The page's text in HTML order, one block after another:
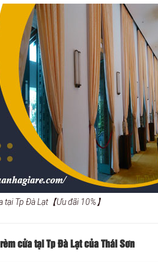
Tp Đà Lạt【Ưu đãi 10%】
cửa tại Tp Đà Lạt của Thái Sơn